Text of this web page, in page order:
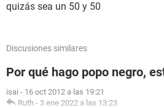
quizás sea un 50 y 50
Discusiones similares
Por qué hago popo negro,
isai - 16 oct 2012 a las 19:21
Ruth - 3 ene 2022 a las 13:23